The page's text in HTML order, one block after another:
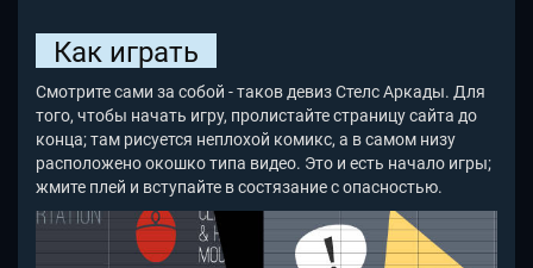
Как играть
Смотрите сами за собой - таков девиз Стелс Аркады. Для
того, чтобы начать игру, пролистайте страницу сайта до
конца; там рисуется неплохой комикс, а в самом низу
расположено окошко типа видео. Это и есть начало игры;
жмите плей и вступайте в состязание с опасностью.